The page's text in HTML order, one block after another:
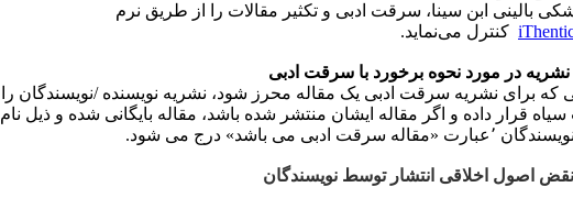
بالینی ابن سینا، سرقت ادبی و تکثیر مقالات را از طریق نرم
کنترل می‌نماید.
در مورد نحوه برخورد با سرقت ادبی
که برای نشریه سرقت ادبی یک مقاله محرز شود، نشریه نویسنده /نویسندگان را
قرار داده و اگر مقاله ایشان منتشر شده باشد، مقاله بایگانی شده و ذیل نام
سرقت ادبی می باشد» درج می شود.
اصول اخلاقی انتشار توسط نویسندگان